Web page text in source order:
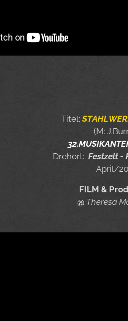
Titel:
(M:
Drehort: Festzelt -
April/
FILM &
@ Theresa